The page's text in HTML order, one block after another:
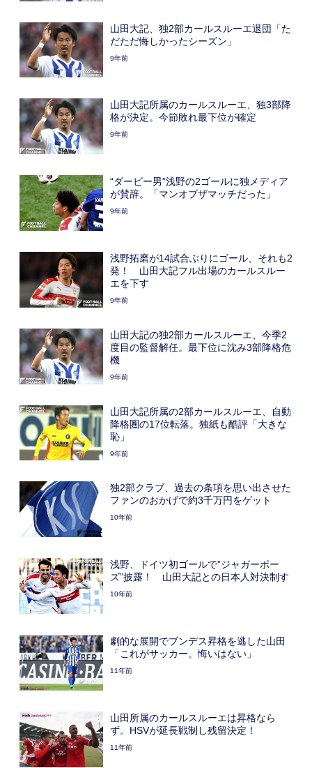
山田大記、独2部カールスルーエ退団「た
だただ悔しかったシーズン」
9年前
山田大記所属のカールスルーエ、独3部降
格が決定。今節敗れ最下位が確定
9年前
“ダービー男”浅野の2ゴールに独メディア
が賛辞。「マンオブザマッチだった」
9年前
浅野拓磨が14試合ぶりにゴール、それも2
発！ 山田大記フル出場のカールスルー
エを下す
9年前
山田大記の独2部カールスルーエ、今季2
度目の監督解任。最下位に沈み3部降格危
機
9年前
山田大記所属の2部カールスルーエ、自動
降格圏の17位転落。独紙も酷評「大きな
恥」
9年前
独2部クラブ、過去の条項を思い出させた
ファンのおかげで約3千万円をゲット
10年前
浅野、ドイツ初ゴールで”ジャガーポー
ズ”披露！ 山田大記との日本人対決制す
10年前
劇的な展開でブンデス昇格を逃した山田
「これがサッカー。悔いはない」
11年前
山田所属のカールスルーエは昇格なら
ず。HSVが延長戦制し残留決定！
11年前